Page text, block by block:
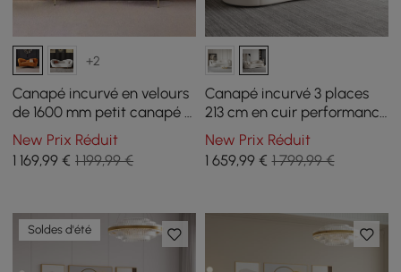
+2
Canapé incurvé en velours
de 1600 mm petit canapé 3
places avec rembourrage
arrière incurvé en orange
New Prix Réduit
1 169,99 € 1 199,99 €
Canapé incurvé 3 places
213 cm en cuir performance
avec coussins
New Prix Réduit
1 659,99€ 1 799,99 €
Soldes d'été